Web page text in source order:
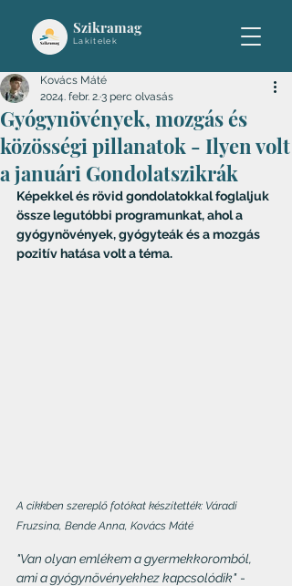
Szikramag
Lakitelek
Gyógynövények, mozgás és
közösségi pillanatok - Ilyen volt
a januári Gondolatszikrák
Kovács Máté
2024. febr. 2.3 perc olvasás
Képekkel és rövid gondolatokkal foglaljuk
össze legutóbbi programunkat, ahol a
gyógynövények, gyógyteák és a mozgás
pozitív hatása volt a téma.
A cikkben szereplő fotókat készítették: Váradi
Fruzsina, Bende Anna, Kovács Máté
"Van olyan emlékem a gyermekkoromból,
ami a gyógynövényekhez kapcsolódik" -